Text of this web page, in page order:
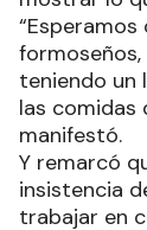
formoseños,
teniendo un
las comidas
manifestó.
Y remarcó
insistencia
trabajar en